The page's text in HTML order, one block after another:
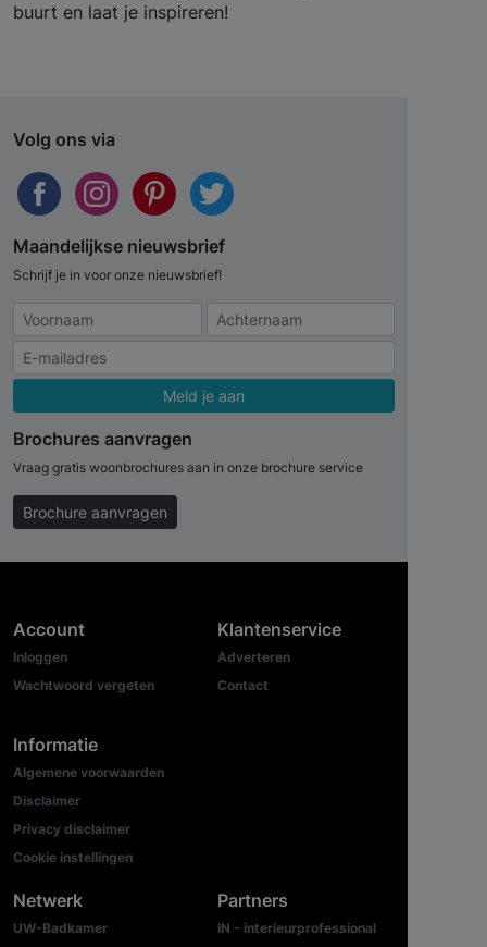
buurt en laat je inspireren!
Volg ons via
Maandelijkse nieuwsbrief
Schrijf je in voor onze nieuwsbrief!
Meld je aan
Brochures aanvragen
Vraag gratis woonbrochures aan in onze brochure service
Brochure aanvragen
Account
Inloggen
Wachtwoord vergeten
Informatie
Algemene voorwaarden
Disclaimer
Privacy disclaimer
Cookie instellingen
Klantenservice
Adverteren
Contact
Netwerk
UW-Badkamer
Partners
IN - interieurprofessional